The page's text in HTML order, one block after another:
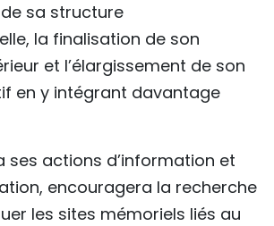
sa structure
la finalisation de son
et l’élargissement de son
en y intégrant davantage
ses actions d’information et
encouragera la recherche
les sites mémoriels liés au